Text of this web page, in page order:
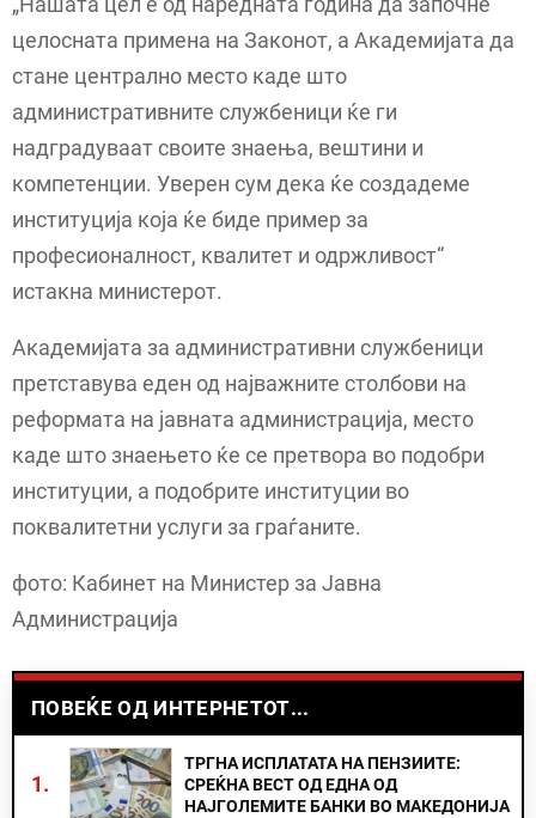
целосната примена на Законот, а Академијата да
стане централно место каде што
административните службеници ќе ги
надградуваат своите знаења, вештини и
компетенции. Уверен сум дека ќе создадеме
институција која ќе биде пример за
професионалност, квалитет и одржливост“
истакна министерот.
Академијата за административни службеници
претставува еден од најважните столбови на
реформата на јавната администрација, место
каде што знаењето ќе се претвора во подобри
институции, а подобрите институции во
поквалитетни услуги за граѓаните.
фото: Кабинет на Министер за Јавна
Администрација
ПОВЕЌЕ ОД ИНТЕРНЕТОТ...
1.
ТРГНА ИСПЛАТАТА НА ПЕНЗИИТЕ:
СРЕЌНА ВЕСТ ОД ЕДНА ОД
НАЈГОЛЕМИТЕ БАНКИ ВО МАКЕДОНИЈА